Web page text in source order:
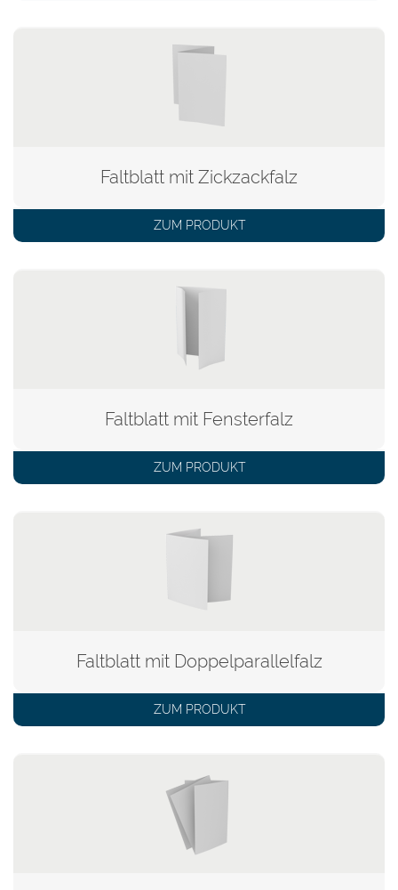
Faltblatt mit Zickzackfalz
ZUM PRODUKT
Faltblatt mit Fensterfalz
ZUM PRODUKT
Faltblatt mit Doppelparallelfalz
ZUM PRODUKT